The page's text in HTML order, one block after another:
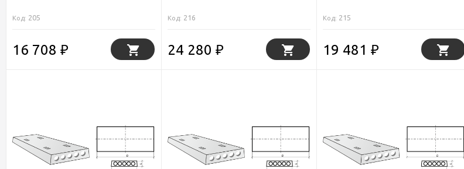
Код: 205
16 708 ₽
Код: 216
24 280 ₽
Код: 215
19 481 ₽